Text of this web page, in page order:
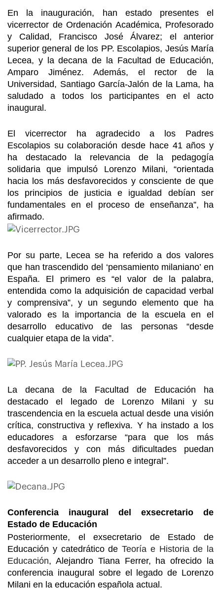
En la inauguración, han estado presentes el
vicerrector de Ordenación Académica, Profesorado
y Calidad, Francisco José Álvarez; el anterior
superior general de los PP. Escolapios, Jesús María
Lecea, y la decana de la Facultad de Educación,
Amparo Jiménez. Además, el rector de la
Universidad, Santiago García-Jalón de la Lama, ha
saludado a todos los participantes en el acto
inaugural.
El vicerrector ha agradecido a los Padres
Escolapios su colaboración desde hace 41 años y
ha destacado la relevancia de la pedagogía
solidaria que impulsó Lorenzo Milani, “orientada
hacia los más desfavorecidos y consciente de que
los principios de justicia e igualdad debían ser
fundamentales en el proceso de enseñanza”, ha
afirmado.
Por su parte, Lecea se ha referido a dos valores
que han trascendido del ‘pensamiento milaniano’ en
España. El primero es “el valor de la palabra,
entendida como la adquisición de capacidad verbal
y comprensiva”, y un segundo elemento que ha
valorado es la importancia de la escuela en el
desarrollo educativo de las personas “desde
cualquier etapa de la vida”.
La decana de la Facultad de Educación ha
destacado el legado de Lorenzo Milani y su
trascendencia en la escuela actual desde una visión
crítica, constructiva y reflexiva. Y ha instado a los
educadores a esforzarse “para que los más
desfavorecidos y con más dificultades puedan
acceder a un desarrollo pleno e integral”.
Conferencia inaugural del exsecretario de
Estado de Educación
Posteriormente, el exsecretario de Estado de
Educación y catedrático de Teoría e Historia de la
Educación, Alejandro Tiana Ferrer, ha ofrecido la
conferencia inaugural sobre el legado de Lorenzo
Milani en la educación española actual.